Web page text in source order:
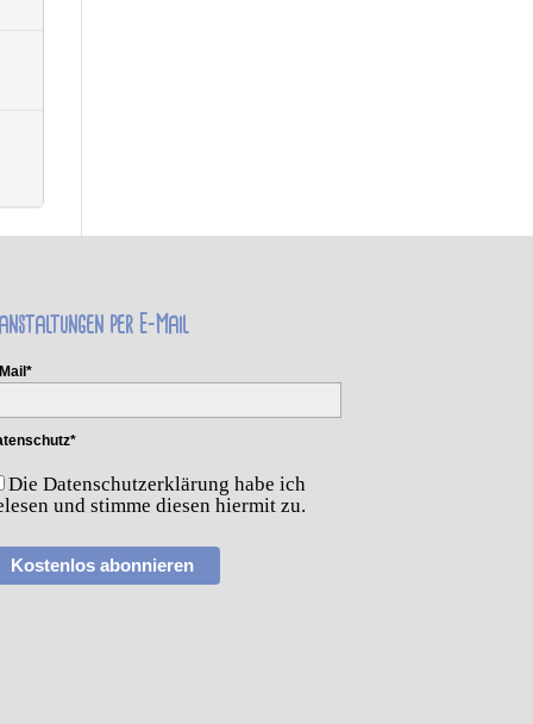
per E-Mail
Die Datenschutzerklärung habe ich
und stimme diesen hiermit zu.
Kostenlos abonnieren